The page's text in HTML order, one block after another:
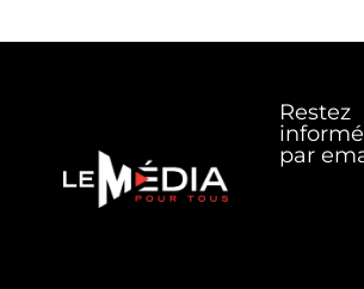
Restez
informé
par